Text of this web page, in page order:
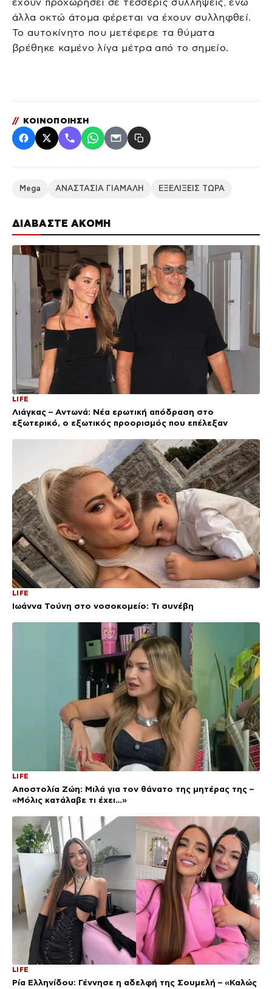
ΔΙΑΒΑΣΤΕ ΑΚΟΜΗ
LIFE
Λιάγκας – Αντωνά: Νέα ερωτική απόδραση στο
εξωτερικό, ο εξωτικός προορισμός που επέλεξαν
LIFE
Ιωάννα Τούνη στο νοσοκομείο: Τι συνέβη
LIFE
Αποστολία Ζώη: Μιλά για τον θάνατο της μητέρας της –
«Μόλις κατάλαβε τι έχει…»
LIFE
Ρία Ελληνίδου: Γέννησε η αδελφή της Σουμελή – «Καλώς
έχουν προχωρήσει σε τέσσερις συλλήψεις, ενώ
άλλα οκτώ άτομα φέρεται να έχουν συλληφθεί.
Το αυτοκίνητο που μετέφερε τα θύματα
βρέθηκε καμένο λίγα μέτρα από το σημείο.
// ΚΟΙΝΟΠΟΙΗΣΗ
Mega ΑΝΑΣΤΑΣΙΑ ΓΙΑΜΑΛΗ ΕΞΕΛΙΞΕΙΣ ΤΩΡΑ